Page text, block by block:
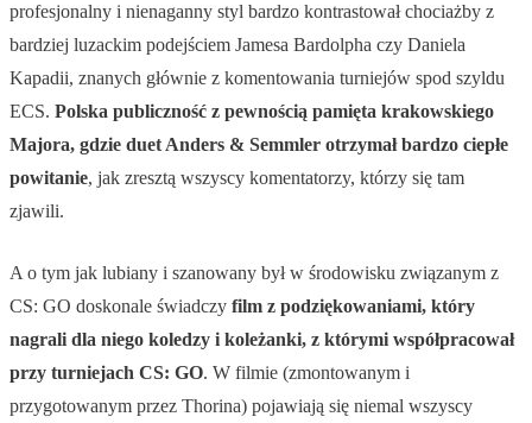
profesjonalny i nienaganny styl bardzo kontrastował chociażby z
bardziej luzackim podejściem Jamesa Bardolpha czy Daniela
Kapadii, znanych głównie z komentowania turniejów spod szyldu
ECS. Polska publiczność z pewnością pamięta krakowskiego
Majora, gdzie duet Anders & Semmler otrzymał bardzo ciepłe
powitanie, jak zresztą wszyscy komentatorzy, którzy się tam
zjawili.
A o tym jak lubiany i szanowany był w środowisku związanym z
CS: GO doskonale świadczy film z podziękowaniami, który
nagrali dla niego koledzy i koleżanki, z którymi współpracował
przy turniejach CS: GO. W filmie (zmontowanym i
przygotowanym przez Thorina) pojawiają się niemal wszyscy